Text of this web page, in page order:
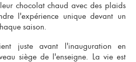
chocolat chaud avec des plaids
l'expérience unique devant un
saison.
juste avant l'inauguration en
siège de l'enseigne. La vie est